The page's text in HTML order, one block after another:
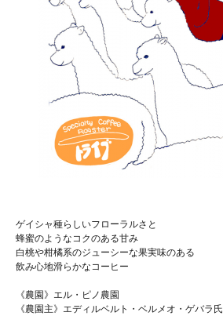
ゲイシャ種らしいフローラルさと
蜂蜜のようなコクのある甘み
白桃や柑橘系のジューシーな果実味のある
飲み心地滑らかなコーヒー
《農園》エル・ピノ農園
《農園主》エディルベルト・ベルメオ・ゲバラ氏